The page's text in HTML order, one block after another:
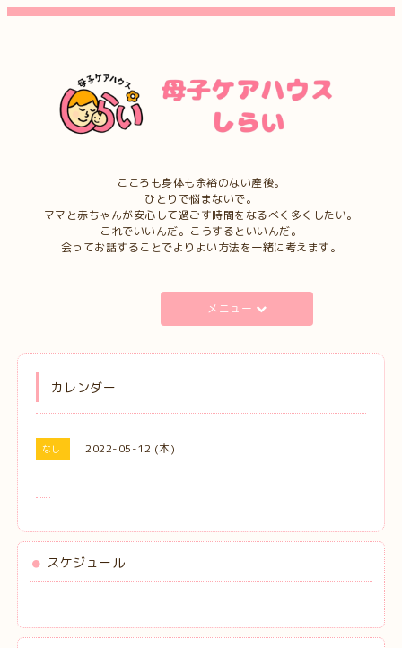
こころも身体も余裕のない産後。
ひとりで悩まないで。
ママと赤ちゃんが安心して過ごす時間をなるべく多くしたい。
これでいいんだ。こうするといいんだ。
会ってお話することでよりよい方法を一緒に考えます。
メニュー
カレンダー
なし 2022-05-12 (木)
スケジュール